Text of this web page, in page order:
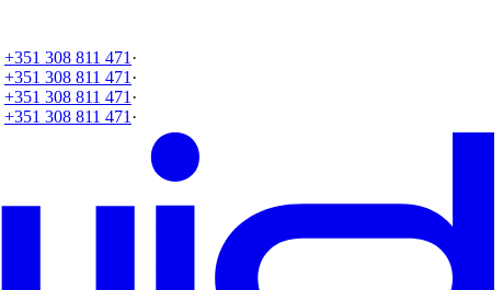
+351 308 811 471 ·
+351 308 811 471 ·
+351 308 811 471 ·
+351 308 811 471 ·